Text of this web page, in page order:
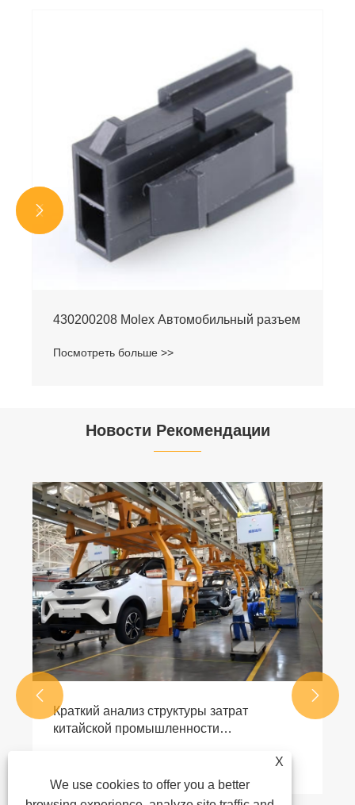
430200208 Molex Автомобильный разъем
Посмотреть больше >>


Новости Рекомендации
Краткий анализ структуры затрат
китайской промышленности
 
X
We use cookies to offer you a better